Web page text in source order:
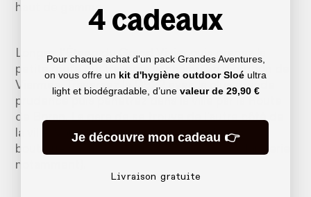
haut de gamme.
Longez l’Étang du Grand Vivier puis prenez la
petite route qui traverse le champ en direction de
Viarmes. Traversez la D922 avec la plus grande
prudence puis pénétrez dans la ville par la Route
de Boran. La gare de se trouve de l’autre côté de
la ville. Vous trouverez si besoin quelques
boutiques dans le centre de Viarmes (boulangerie
notamment).
4 cadeaux
Pour chaque achat d'un pack Grandes Aventures,
on vous offre un kit d'hygiène outdoor Sloé ultra
light et biodégradable, d’une valeur de 29,90 €
Je découvre mon cadeau 👉
Livraison gratuite